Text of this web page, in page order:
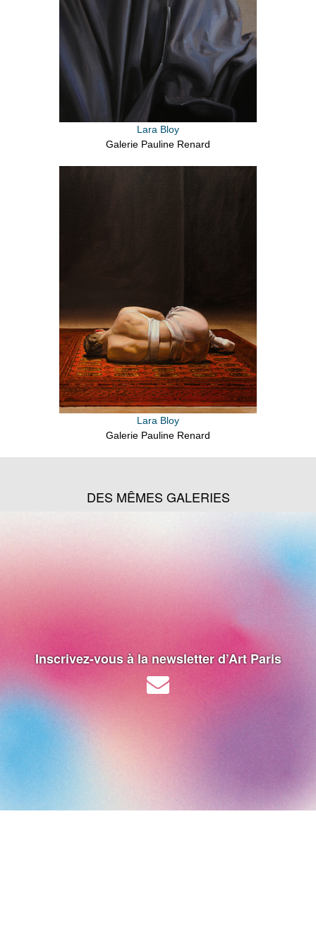
Lara Bloy
Galerie Pauline Renard
Lara Bloy
Galerie Pauline Renard
DES MÊMES GALERIES
Inscrivez-vous à la newsletter d’Art Paris